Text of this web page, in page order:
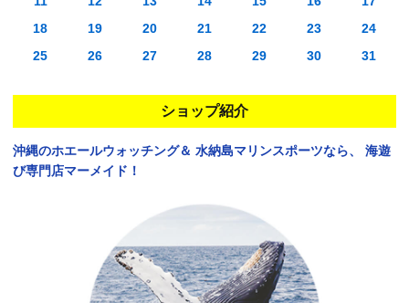
18
19 20 21 22 23
24
25
26 27 28 29 30 31
ショップ紹介
沖縄のホエールウォッチング＆ 水納島マリンスポーツなら、
海遊
び専門店マーメイド！